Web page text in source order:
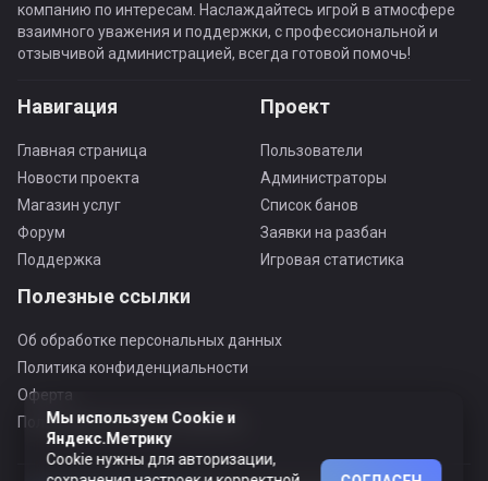
компанию по интересам. Наслаждайтесь игрой в атмосфере
взаимного уважения и поддержки, с профессиональной и
отзывчивой администрацией, всегда готовой помочь!
Навигация
Главная страница
Новости проекта
Магазин услуг
Форум
Поддержка
Проект
Пользователи
Администраторы
Список банов
Заявки на разбан
Игровая статистика
Полезные ссылки
Об обработке персональных данных
Политика конфиденциальности
Оферта
Пользовательское соглашение
Мы используем Cookie и
Яндекс.Метрику
Cookie нужны для авторизации,